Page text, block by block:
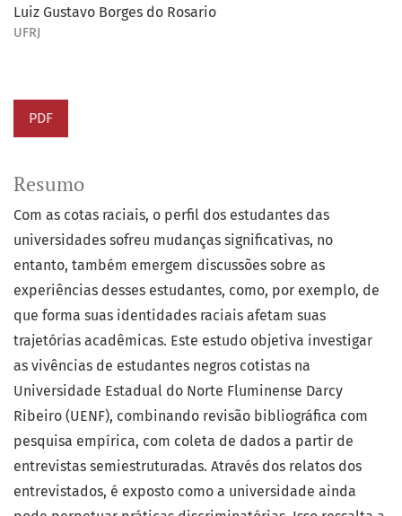
Luiz Gustavo Borges do Rosario
UFRJ
PDF
Resumo
Com as cotas raciais, o perfil dos estudantes das
universidades sofreu mudanças significativas, no
entanto, também emergem discussões sobre as
experiências desses estudantes, como, por exemplo, de
que forma suas identidades raciais afetam suas
trajetórias acadêmicas. Este estudo objetiva investigar
as vivências de estudantes negros cotistas na
Universidade Estadual do Norte Fluminense Darcy
Ribeiro (UENF), combinando revisão bibliográfica com
pesquisa empírica, com coleta de dados a partir de
entrevistas semiestruturadas. Através dos relatos dos
entrevistados, é exposto como a universidade ainda